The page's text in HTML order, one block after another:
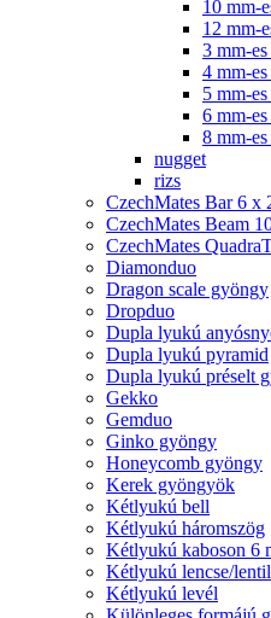
10 mm-
12 mm-
3 mm-
4 mm-
5 mm-
6 mm-
8 mm-
nugget
rizs
CzechMates Bar 6 x
CzechMates Beam
CzechMates
Diamonduo
Dragon scale gyöngy
Dropduo
Dupla lyukú
Dupla lyukú pyramid
Dupla lyukú préselt
Gekko
Gemduo
Ginko gyöngy
Honeycomb gyöngy
Kerek gyöngyök
Kétlyukú bell
Kétlyukú háromszög
Kétlyukú kaboson 6
Kétlyukú lencse/
Kétlyukú levél